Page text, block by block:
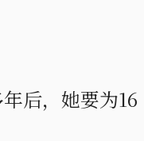
后，她要为16